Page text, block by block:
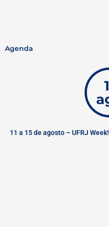
Agenda
11 a 15 de agosto – UFRJ Week!